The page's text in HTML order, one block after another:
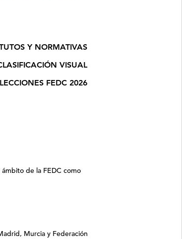
Y NORMATIVAS
VISUAL
FEDC 2026
de la FEDC como
Murcia y Federación